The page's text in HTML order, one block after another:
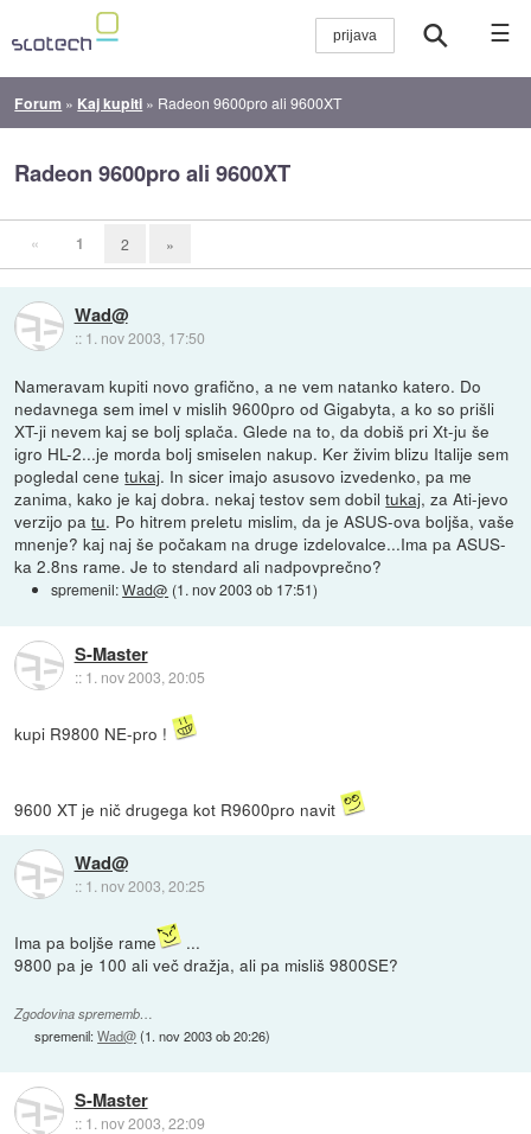
☰
Forum » Kaj kupiti » Radeon 9600pro ali 9600XT
Radeon 9600pro ali 9600XT
« 1 2 »
Wad@
:: 1. nov 2003, 17:50
Nameravam kupiti novo grafično, a ne vem natanko katero. Do
nedavnega sem imel v mislih 9600pro od Gigabyta, a ko so prišli
XT-ji nevem kaj se bolj splača. Glede na to, da dobiš pri Xt-ju še
igro HL-2...je morda bolj smiselen nakup. Ker živim blizu Italije sem
pogledal cenetukaj. In sicer imajo asusovo izvedenko, pa me
zanima, kako je kaj dobra. nekaj testov sem dobiltukaj, za Ati-jevo
verzijo patu. Po hitrem preletu mislim, da je ASUS-ova boljša, vaše
mnenje? kaj naj še počakam na druge izdelovalce...Ima pa ASUS-
ka 2.8ns rame. Je to stendard ali nadpovprečno?
spremenil:Wad@ (1. nov 2003 ob 17:51)
S-Master
:: 1. nov 2003, 20:05
kupi R9800 NE-pro !
9600 XT je nič drugega kot R9600pro navit
Wad@
:: 1. nov 2003, 20:25
Ima pa boljše rame
...
9800 pa je 100 ali več dražja, ali pa misliš 9800SE?
Zgodovina sprememb…
spremenil:Wad@(1. nov 2003 ob 20:26)
S-Master
:: 1. nov 2003, 22:09